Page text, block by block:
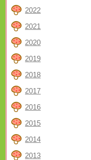
2022
2021
2020
2019
2018
2017
2016
2015
2014
2013